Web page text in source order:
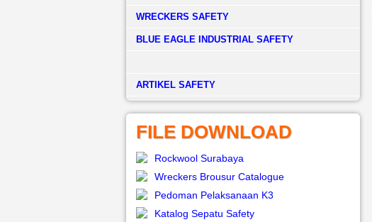
WRECKERS SAFETY
BLUE EAGLE INDUSTRIAL SAFETY
­ARTIKEL SAFETY
FILE DOWNLOAD
Rockwool Surabaya
Wreckers Brousur Catalogue
Pedoman Pelaksanaan K3
Katalog Sepatu Safety